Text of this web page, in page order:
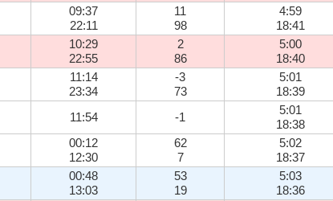
09:37
22:11
11
98
4:59
18:41
10:29
22:55
2
86
5:00
18:40
11:14
23:34
-3
73
5:01
18:39
11:54 -1
5:01
18:38
00:12
12:30
62
7
5:02
18:37
00:48
13:03
53
19
5:03
18:36